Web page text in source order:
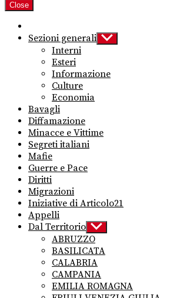
Close
Sezioni generali Show
sub
Interni
Esteri
Informazione
Culture
Economia
Bavagli
Diffamazione
Minacce e Vittime
Segreti italiani
Mafie
Guerre e Pace
Diritti
Migrazioni
Iniziative di Articolo21
Appelli
Dal Territorio Show
sub
menu
ABRUZZO
BASILICATA
CALABRIA
CAMPANIA
EMILIA ROMAGNA